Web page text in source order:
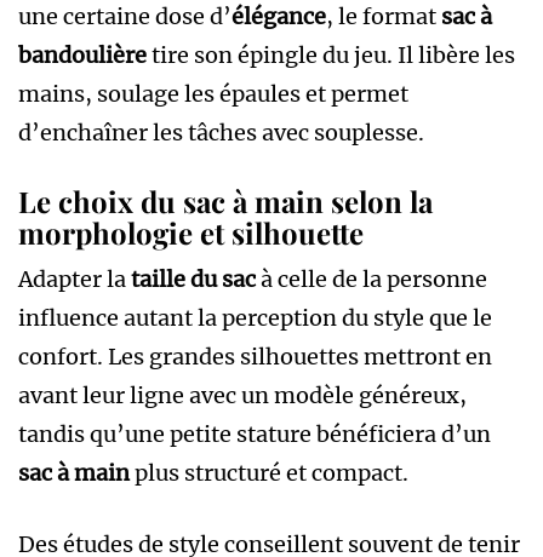
une certaine dose d’élégance, le format sac à
bandoulièretire son épingle du jeu. Il libère les
mains, soulage les épaules et permet
d’enchaîner les tâches avec souplesse.
Le choix du sac à main selon la
morphologie et silhouette
Adapter lataille du sacà celle de la personne
influence autant la perception du style que le
confort. Les grandes silhouettes mettront en
avant leur ligne avec un modèle généreux,
tandis qu’une petite stature bénéficiera d’un
sac à mainplus structuré et compact.
Des études de style conseillent souvent de tenir